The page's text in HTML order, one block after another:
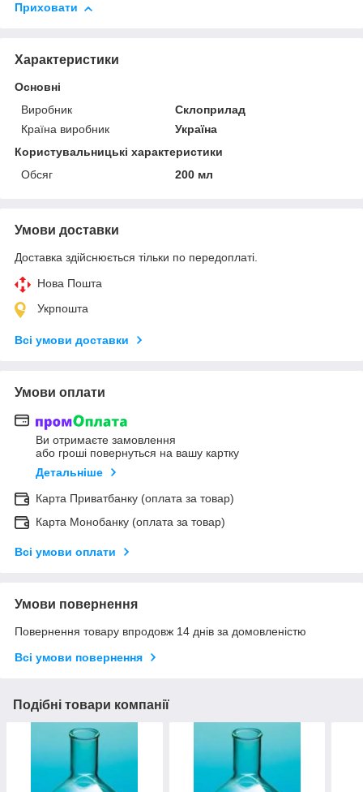
Приховати
Характеристики
Основні
Виробник
Склоприлад
Країна виробник
Україна
Користувальницькі характеристики
Обсяг
200 мл
Умови доставки
Доставка здійснюється тільки по передоплаті.
Нова Пошта
Укрпошта
Всі умови доставки
Умови оплати
Ви отримаєте замовлення
або гроші повернуться на вашу картку
Детальніше
Карта Приватбанку (оплата за товар)
Карта Монобанку (оплата за товар)
Всі умови оплати
Умови повернення
Повернення товару впродовж 14 днів за домовленістю
Всі умови повернення
Подібні товари компанії